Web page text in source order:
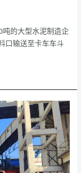
的大型水泥制造企
口输送至卡车车斗